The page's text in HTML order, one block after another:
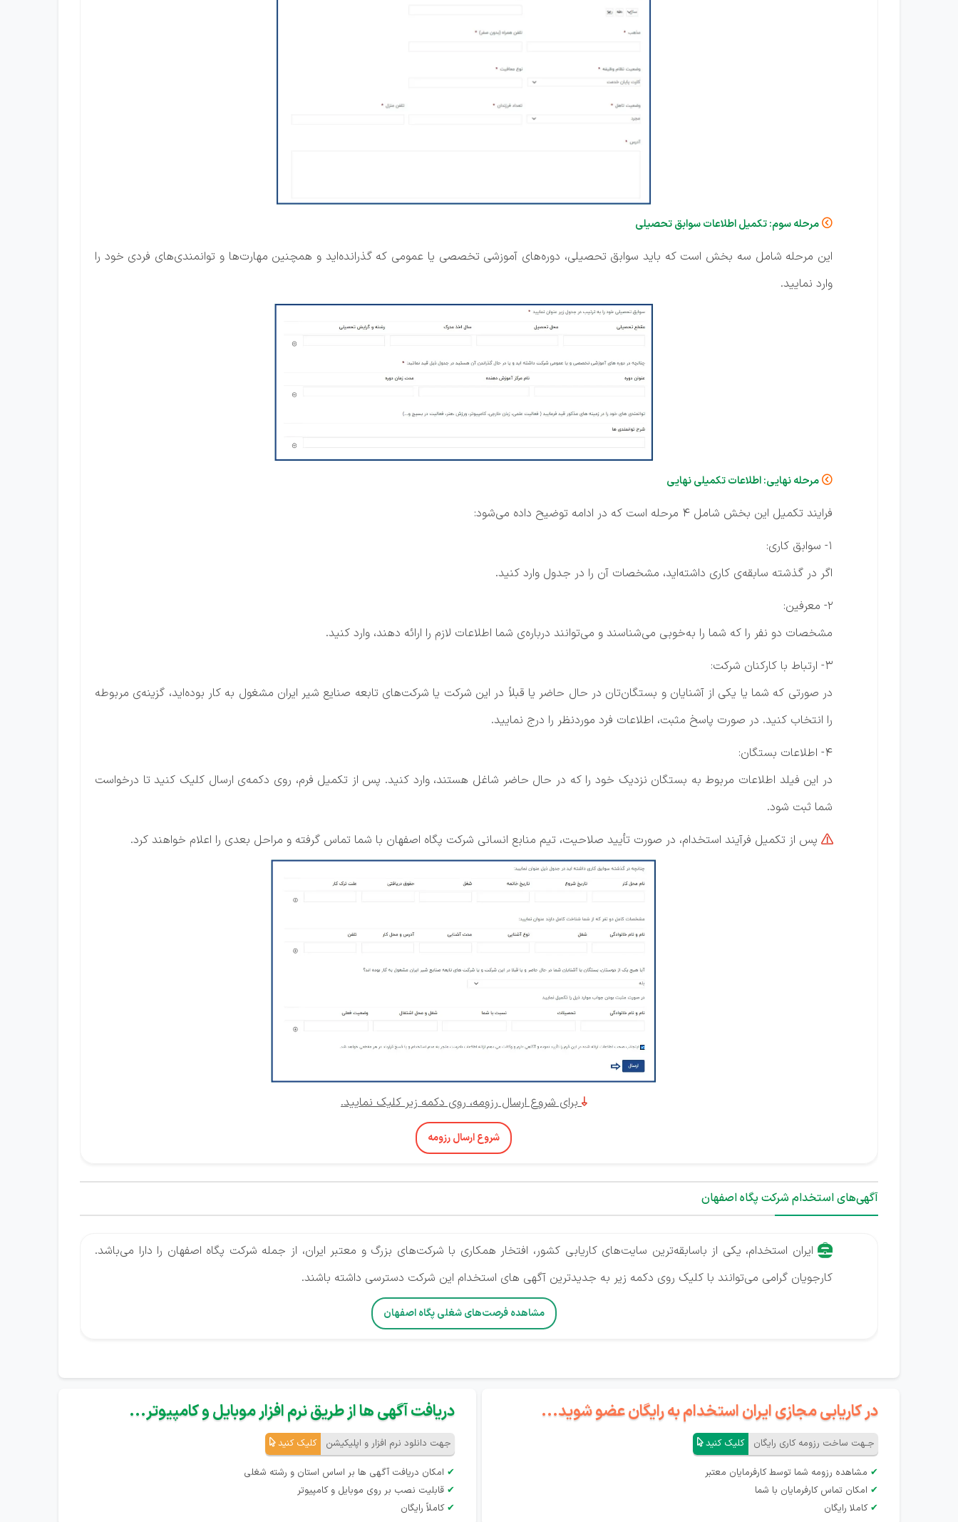
 مرحله سوم: تکمیل اطلاعات سوابق تحصیلی
این مرحله شامل سه بخش است که باید سوابق تحصیلی، دوره‌های آموزشی تخصصی یا عمومی که گذرانده‌اید و همچنین مهارت‌ها و توانمندی‌های فردی خود را
وارد نمایید.
 مرحله نهایی: اطلاعات تکمیلی نهایی
فرایند تکمیل این بخش شامل 4 مرحله است که در ادامه توضیح داده می‌شود:
1- سوابق کاری:
اگر در گذشته سابقه‌ی کاری داشته‌اید، مشخصات آن را در جدول وارد کنید.
2- معرفین:
مشخصات دو نفر را که شما را به‌خوبی می‌شناسند و می‌توانند درباره‌ی شما اطلاعات لازم را ارائه دهند، وارد کنید.
3- ارتباط با کارکنان شرکت:
در صورتی که شما یا یکی از آشنایان و بستگان‌تان در حال حاضر یا قبلاً در این شرکت یا شرکت‌های تابعه صنایع شیر ایران مشغول به کار بوده‌اید، گزینه‌ی مربوطه
را انتخاب کنید. در صورت پاسخ مثبت، اطلاعات فرد موردنظر را درج نمایید.
4- اطلاعات بستگان:
در این فیلد اطلاعات مربوط به بستگان نزدیک خود را که در حال حاضر شاغل هستند، وارد کنید. پس از تکمیل فرم، روی دکمه‌ی ارسال کلیک کنید تا درخواست
شما ثبت شود.
 پس از تکمیل فرآیند استخدام، در صورت تأیید صلاحیت، تیم منابع انسانی شرکت پگاه اصفهان با شما تماس گرفته و مراحل بعدی را اعلام خواهند کرد.
برای شروع ارسال رزومه، روی دکمه زیر کلیک نمایید.
شروع ارسال رزومه
آگهی‌های استخدام شرکت پگاه اصفهان
ایران استخدام، یکی از باسابقه‌ترین سایت‌های کاریابی کشور، افتخار همکاری با شرکت‌های بزرگ و معتبر ایران، از جمله شرکت پگاه اصفهان را دارا می‌باشد.
کارجویان گرامی می‌توانند با کلیک روی دکمه زیر به جدیدترین آگهی های استخدام این شرکت دسترسی داشته باشند.
مشاهده فرصت‌های شغلی پگاه اصفهان
در کاریابی مجازی ایران استخدام به رایگان عضو شوید...
جـهت ساخت رزومه کاری رایگان کلیک کنید
✔ مشاهده رزومه شما توسط کارفرمایان معتبر
✔ امکان تماس کارفرمایان با شما
✔ کاملا رایگان
دریافت آگهی ها از طریق نرم افزار موبایل و کامپیوتر...
جهت دانلود نرم افزار و اپلیکیشن کلیک کنید
✔ امکان دریافت آگهی ها بر اساس استان و رشته شغلی
✔ قابلیت نصب بر روی موبایل و کامپیوتر
✔ کاملاً رایگان